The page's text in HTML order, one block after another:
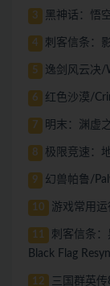
3 黑神话：悟
4 刺客信条：
5 逸剑风云决/
6 红色沙漠/
7 明末：渊虚
8 极限竞速：
9 幻兽帕鲁/
10 游戏常用
11
刺客信条：
Black Flag
12 三国群英